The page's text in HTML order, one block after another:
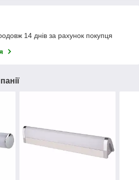
14 днів за рахунок покупця